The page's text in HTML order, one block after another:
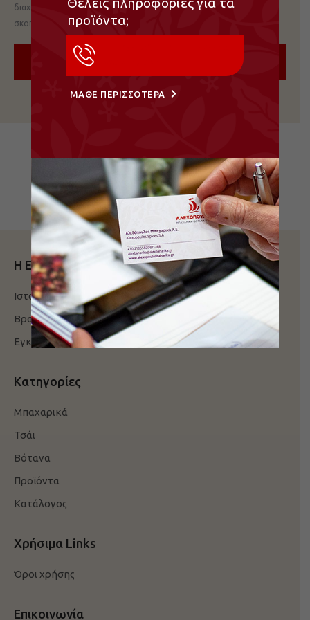
διαχείριση της πρόσβασης στον λογαριασμό σας και για άλλους
σκοπούς που περιγράφονται στην
Η Εταιρεία
Ιστορία
Βραβεία / Πιστοποιήσεις
Εγκαταστάσεις
Κατηγορίες
Μπαχαρικά
Τσάι
Βότανα
Προϊόντα
Κατάλογος
Χρήσιμα Links
Όροι χρήσης
Επικοινωνία
προϊόντα;
ΜΑΘΕ ΠΕΡΙΣΣΟΤΕΡΑ